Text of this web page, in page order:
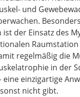
und
Besonders
der Einsatz des
Raumstation
regelmäßig die
in der
eine einzigartige
nicht gibt.